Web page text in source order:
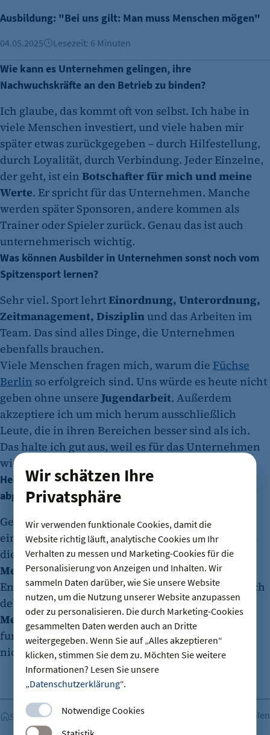
Wir schätzen Ihre
Privatsphäre
Wir verwenden funktionale Cookies, damit die
Website richtig läuft, analytische Cookies um Ihr
Verhalten zu messen und Marketing-Cookies für die
Personalisierung von Anzeigen und Inhalten. Wir
sammeln Daten darüber, wie Sie unsere Website
nutzen, um die Nutzung unserer Website anzupassen
oder zu personalisieren. Die durch Marketing-Cookies
gesammelten Daten werden auch an Dritte
weitergegeben. Wenn Sie auf „Alles akzeptieren“
klicken, stimmen Sie dem zu. Möchten Sie weitere
Informationen? Lesen Sie unsere
„Datenschutzerklärung“.
Notwendige Cookies
Ausbildung: "Bei uns gilt: Man muss Menschen mögen"
04.05.2025 Lesezeit: 6 Minuten
Wie kann es Unternehmen gelingen, ihre
Nachwuchskräfte an den Betrieb zu binden?
Ich glaube, das kommt oft von selbst. Ich habe in
viele Menschen investiert, und viele haben mir
später etwas zurückgegeben – durch Hilfestellung,
durch Loyalität, durch Verbindung. Jeder Einzelne,
der geht, ist ein Botschafter für mich und meine
Werte. Er spricht für das Unternehmen. Manche
werden später Sponsoren, andere kommen als
Trainer oder Spieler zurück. Genau das ist auch
unternehmerisch wichtig.
Was können Ausbilder in Unternehmen sonst noch vom
Spitzensport lernen?
Sehr viel. Sport lehrtEinordnung, Unterordnung,
Zeitmanagement, Disziplinund das Arbeiten im
Team. Das sind alles Dinge, die Unternehmen
ebenfalls brauchen.
Viele Menschen fragen mich, warum die Füchse
Berlin so erfolgreich sind. Uns würde es heute nicht
geben ohne unsere Jugendarbeit. Außerdem
akzeptiere ich um mich herum ausschließlich
Leute, die in ihren Bereichen besser sind als ich.
Das halte ich gut aus, weil es für das Unternehmen
wichtig ist.
Heißt also: Verantwortung an den richtigen Stellen
abgeben?
Genau. Die Aufgabe von Führung ist es zuerst
einmal, Menschen an die Positionen zu setzen, an
die sie gehören und an denen sie einen echten
Mehrwert für das Unternehmen schaffen.
Entscheidend ist, dass Verantwortung nicht einfach
delegiert wird, sondern dass möglichst viele
Menschen mitdenken. Unser Unternehmen
funktioniert, weil viele Menschen nachdenken –
nicht nur einer.
Startseite Teilen